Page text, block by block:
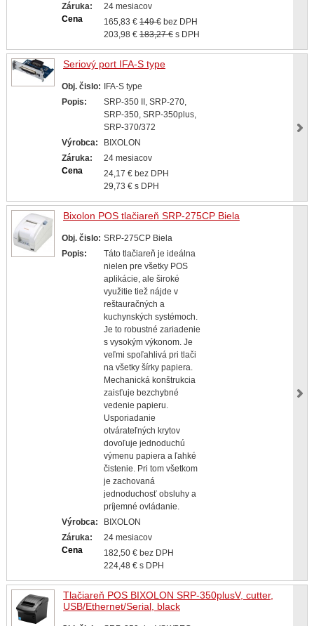
Záruka:
24 mesiacov
Cena
165,83 € 149 €bez DPH
203,98 € 183,27 €s DPH
Seriový port IFA-S type
Obj. čislo:
IFA-S type
Popis:
SRP-350 II, SRP-270,
SRP-350, SRP-350plus,
SRP-370/372
Výrobca:
BIXOLON
Záruka:
24 mesiacov
Cena
24,17 € bez DPH
29,73 € s DPH
Bixolon POS tlačiareň SRP-275CP Biela
Obj. čislo: SRP-275CP Biela
Popis:
Táto tlačiareň je ideálna
nielen pre všetky POS
aplikácie, ale široké
využitie tiež nájde v
reštauračných a
kuchynských systémoch.
Je to robustné zariadenie
s vysokým výkonom. Je
veľmi spoľahlivá pri tlači
na všetky šírky papiera.
Mechanická konštrukcia
zaisťuje bezchybné
vedenie papieru.
Usporiadanie
otvárateľných krytov
dovoľuje jednoduchú
výmenu papiera a ľahké
čistenie. Pri tom všetkom
je zachovaná
jednoduchosť obsluhy a
príjemné ovládanie.
Výrobca:
BIXOLON
Záruka:
24 mesiacov
Cena
182,50 € bez DPH
224,48 € s DPH
Tlačiareň POS BIXOLON SRP-350plusV, cutter,
USB/Ethernet/Serial, black